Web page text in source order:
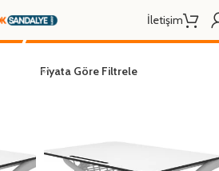
İletişim
Fiyata Göre Filtrele